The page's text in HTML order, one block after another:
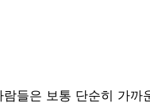
람들은 보통 단순히 가까